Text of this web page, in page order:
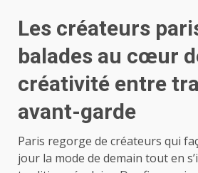
Les créateurs
balades au cœur
créativité entre
avant-garde
Paris regorge de créateurs qui
jour la mode de demain tout en